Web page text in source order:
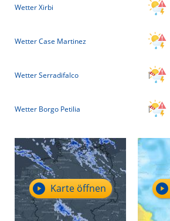
Wetter Xirbi
Wetter Case Martinez
Wetter Serradifalco
Wetter Borgo Petilia
Karte öffnen